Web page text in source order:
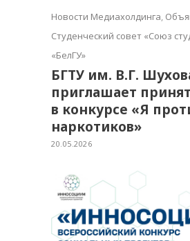
Новости Медиахолдинга,
Студенческий совет «Союз
«БелГУ»
БГТУ им. В.Г.
приглашает
в конкурсе «Я
наркотиков»
20.05.2026